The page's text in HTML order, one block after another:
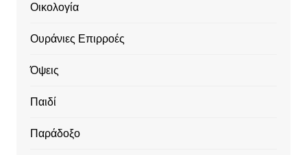
Οικολογία
Ουράνιες Επιρροές
Όψεις
Παιδί
Παράδοξο